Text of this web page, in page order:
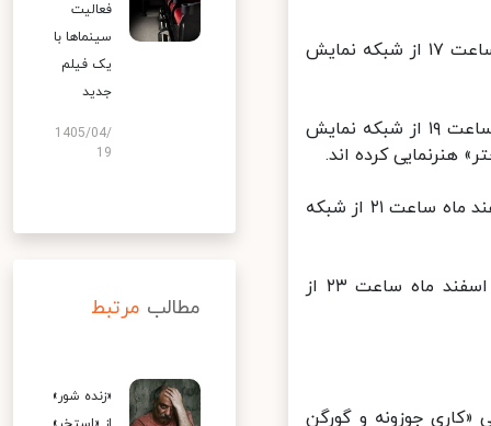
فیلم سینمایی «زنده باد» به کارگردانی «سهیل خان»، جمعه ۱۵ اسفند ماه ساعت ۱۷ از شبکه نمایش
فیلم سینمایی «دختر» به کارگردانی «رضا میرکریمی»، جمعه ۱۵ اسفند ماه ساعت ۱۹ از شبکه نمایش
هنرنمایی کرده اند.
فیلم سینمایی «گزارش پلیکان» به کارگردانی «آلن جی پاکولا»، جمعه ۱۵ اسفند ماه ساعت ۲۱ از شبکه
فیلم سینمایی «فانوس بانان» به کارگردانی «کریستوفر نیهلم»، جمعه ۱۵ اسفند ماه ساعت ۲۳ از
جوزونه و گورگن
فعالیت
سینماها با
یک فیلم
جدید
1405/04/
19
مطالب مرتبط
«زنده شور»